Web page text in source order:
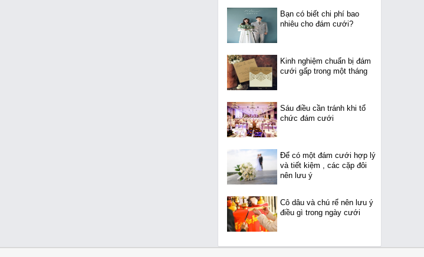
Bạn có biết chi phí bao
nhiêu cho đám cưới?
Kinh nghiệm chuẩn bị đám
cưới gấp trong một tháng
Sáu điều cần tránh khi tổ
chức đám cưới
Để có một đám cưới hợp lý
và tiết kiệm , các cặp đôi
nên lưu ý
Cô dâu và chú rể nên lưu ý
điều gì trong ngày cưới